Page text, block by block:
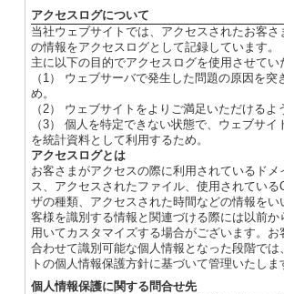
アクセスログについて
当社ウェブサイトでは、アクセスされたお客さ
の情報をアクセスログとして記録しています。
主に以下の目的でアクセスログを使用させてい
（1） ウェブサーバで発生した問題の原因を突
め。
（2） ウェブサイトをよりご満足いただけるよ
（3） 個人を特定できない状態で、ウェブサイ
を統計資料として利用するため。
アクセスログとは
お客さまがアクセスの際に利用されているドメ
ス、アクセスされたファイル、使用されている
ザの種類、アクセスされた時間などの情報をい
客様を識別する情報と関連づける際には以前か
用いてカスタマイズする場合がございます。お
合わせて識別可能な個人情報となった段階では
トの個人情報保護方針に基づいて管理いたしま
個人情報保護に関する問合せ先